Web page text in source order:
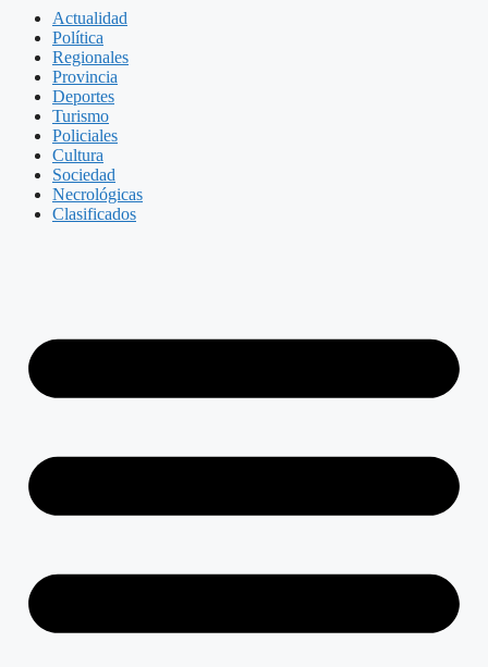
Actualidad
Política
Regionales
Provincia
Deportes
Turismo
Policiales
Cultura
Sociedad
Necrológicas
Clasificados